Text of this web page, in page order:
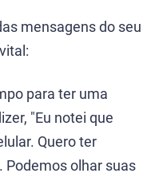
mensagens do seu
para ter uma
"Eu notei que
Quero ter
Podemos olhar suas